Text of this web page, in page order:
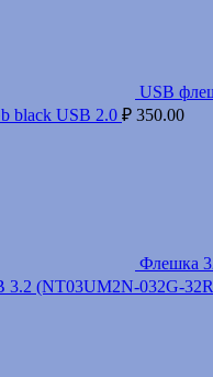
USB
black USB 2.0 ₽ 350.00
Флешка
3.2 (NT03UM2N-032G-